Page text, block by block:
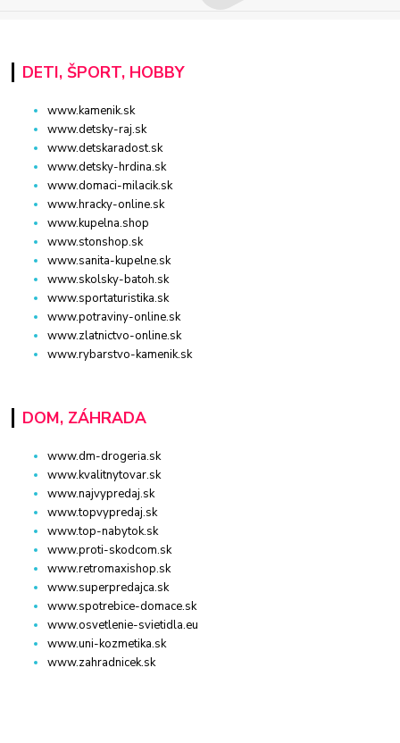
DETI, ŠPORT, HOBBY
www.kamenik.sk
www.detsky-raj.sk
www.detskaradost.sk
www.detsky-hrdina.sk
www.domaci-milacik.sk
www.hracky-online.sk
www.kupelna.shop
www.stonshop.sk
www.sanita-kupelne.sk
www.skolsky-batoh.sk
www.sportaturistika.sk
www.potraviny-online.sk
www.zlatnictvo-online.sk
www.rybarstvo-kamenik.sk
DOM, ZÁHRADA
www.dm-drogeria.sk
www.kvalitnytovar.sk
www.najvypredaj.sk
www.topvypredaj.sk
www.top-nabytok.sk
www.proti-skodcom.sk
www.retromaxishop.sk
www.superpredajca.sk
www.spotrebice-domace.sk
www.osvetlenie-svietidla.eu
www.uni-kozmetika.sk
www.zahradnicek.sk